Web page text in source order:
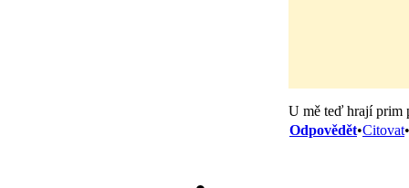
U mě teď hrají prim
Odpovědět•Citovat•